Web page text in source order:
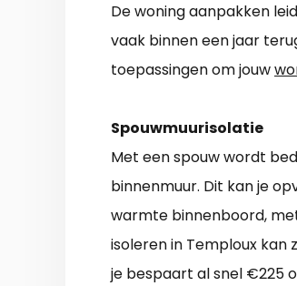
De woning aanpakken
vaak binnen een jaar
toepassingen om jouw
Spouwmuurisolatie
Met een spouw wordt
binnenmuur. Dit kan je
warmte binnenboord,
isoleren in Temploux
je bespaart al snel €225